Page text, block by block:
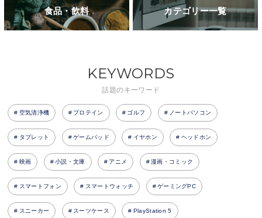
食品・飲料 カテゴリー一覧
KEYWORDS
話題のキーワード
空気清浄機 プロテイン ゴルフ ノートパソコン
タブレット ゲームパッド イヤホン ヘッドホン
映画 小説・文庫 アニメ 漫画・コミック
スマートフォン スマートウォッチ ゲーミングPC
スニーカー スーツケース PlayStation 5